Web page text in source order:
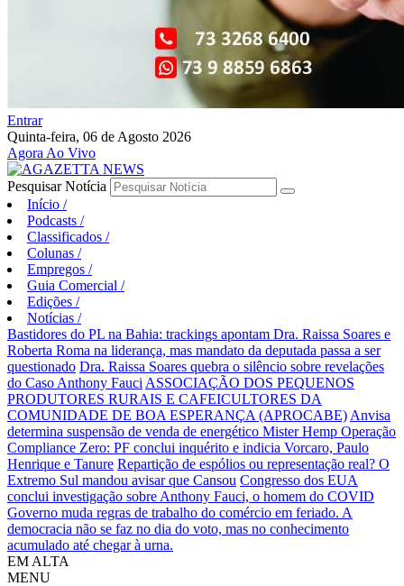
Entrar
Quinta-feira, 06 de Agosto 2026
Agora Ao Vivo
Pesquisar Notícia
Início /
Podcasts /
Classificados /
Colunas /
Empregos /
Guia Comercial /
Edições /
Notícias /
Bastidores do PL na Bahia: trackings apontam Dra. Raissa Soares e
Roberta Roma na liderança, mas mandato da deputada passa a ser
questionado Dra. Raissa Soares quebra o silêncio sobre revelações
do Caso Anthony Fauci ASSOCIAÇÃO DOS PEQUENOS
PRODUTORES RURAIS E CAFEICULTORES DA
COMUNIDADE DE BOA ESPERANÇA (APROCABE) Anvisa
determina suspensão de venda de energético Mister Hemp Operação
Compliance Zero: PF conclui inquérito e indicia Vorcaro, Paulo
Henrique e Tanure Repartição de espólios ou representação real? O
Extremo Sul mandou avisar que Cansou Congresso dos EUA
conclui investigação sobre Anthony Fauci, o homem do COVID
Governo muda regras de trabalho do comércio em feriado. A
democracia não se faz no dia do voto, mas no conhecimento
acumulado até chegar à urna.
EM ALTA
MENU